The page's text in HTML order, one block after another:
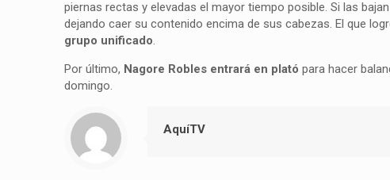
piernas rectas y elevadas el mayor tiempo posible. Si las
dejando caer su contenido encima de sus cabezas. El que
grupo unificado
Por último, Nagore Robles entrará en plató para hacer
domingo.
AquíTV